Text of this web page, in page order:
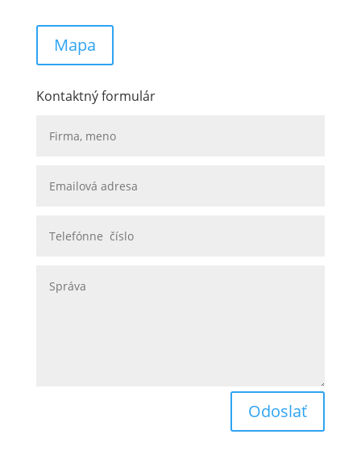
Mapa
Kontaktný formulár
Odoslať